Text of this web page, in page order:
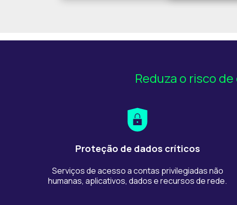
Reduza o risco
Proteção de dados críticos
Serviços de acesso a contas privilegiadas não
humanas, aplicativos, dados e recursos de rede.